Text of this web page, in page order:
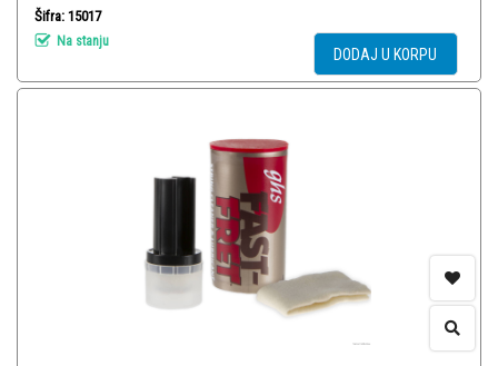
Šifra: 15017
Na stanju
DODAJ U KORPU